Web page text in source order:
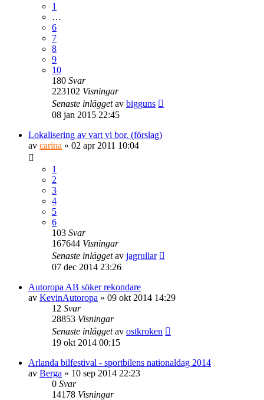
1
…
6
7
8
9
10
180 Svar
223102 Visningar
Senaste inläggetav bigguns
08 jan 2015 22:45
Lokalisering av vart vi bor. (förslag)
av carina » 02 apr 2011 10:04
1
2
3
4
5
6
103 Svar
167644 Visningar
Senaste inläggetav jagrullar
07 dec 2014 23:26
Autoropa AB söker rekondare
av KevinAutoropa » 09 okt 2014 14:29
12 Svar
28853 Visningar
Senaste inläggetav ostkroken
19 okt 2014 00:15
Arlanda bilfestival - sportbilens nationaldag 2014
av Berga » 10 sep 2014 22:23
0 Svar
14178 Visningar